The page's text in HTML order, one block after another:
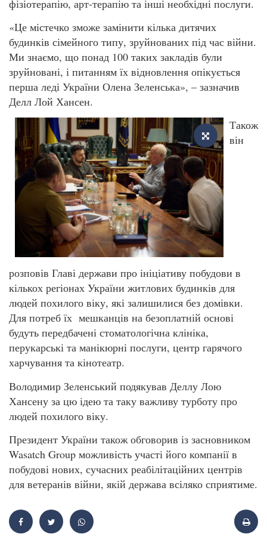
фізіотерапію, арт-терапію та інші необхідні послуги.
«Це містечко зможе замінити кілька дитячих
будинків сімейного типу, зруйнованих під час війни.
Ми знаємо, що понад 100 таких закладів були
зруйновані, і питанням їх відновлення опікується
перша леді України Олена Зеленська», – зазначив
Делл Лой Хансен.
Також
він
розповів Главі держави про ініціативу побудови в
кількох регіонах України житлових будинків для
людей похилого віку, які залишилися без домівки.
Для потреб їх мешканців на безоплатній основі
будуть передбачені стоматологічна клініка,
перукарські та манікюрні послуги, центр гарячого
харчування та кінотеатр.
Володимир Зеленський подякував Деллу Лою
Хансену за цю ідею та таку важливу турботу про
людей похилого віку.
Президент України також обговорив із засновником
Wasatch Group можливість участі його компанії в
побудові нових, сучасних реабілітаційних центрів
для ветеранів війни, якій держава всіляко сприятиме.